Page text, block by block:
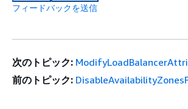
フィードバックを送信
次のトピック:
前のトピック: